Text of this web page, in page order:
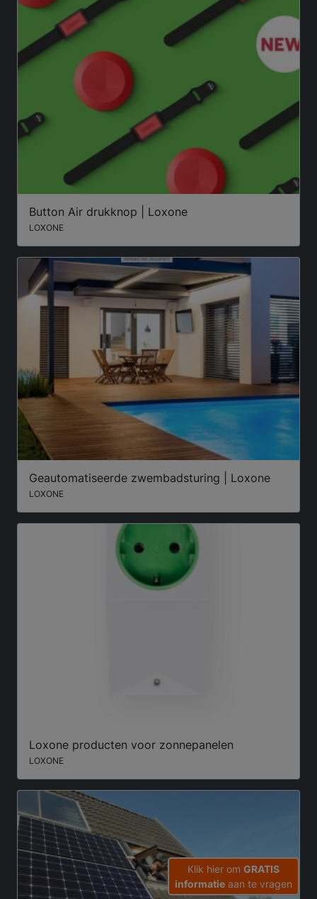
Button Air drukknop | Loxone
LOXONE
Geautomatiseerde zwembadsturing | Loxone
LOXONE
Loxone producten voor zonnepanelen
LOXONE
Klik hier om GRATIS
informatie aan te vragen